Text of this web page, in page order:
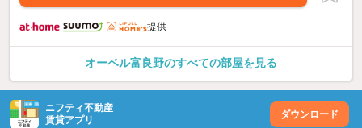
提供
オーベル富良野のすべての部屋を見る
ニフティ不動産
賃貸アプリ
ダウンロード